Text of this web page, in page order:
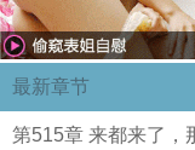
最新章节
第515章 来都来了，